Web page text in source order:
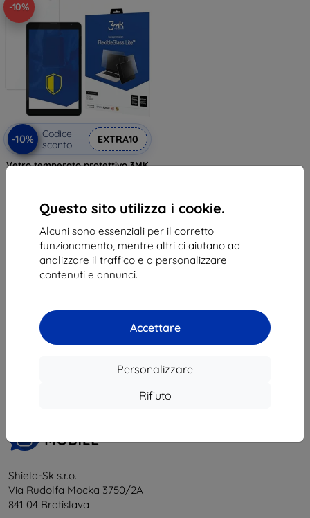
Questo sito utilizza i cookie.
Alcuni sono essenziali per il corretto
funzionamento, mentre altri ci aiutano ad
analizzare il traffico e a personalizzare
contenuti e annunci.
Accettare
Personalizzare
Rifiuto
-10%
-10%
Codice
sconto
EXTRA10
Vetro temperato protettivo 3MK
10,71 €
In magazzino 5 pz
del totale
Shield-Sk s.r.o.
Via Rudolfa Mocka 3750/2A
841 04 Bratislava